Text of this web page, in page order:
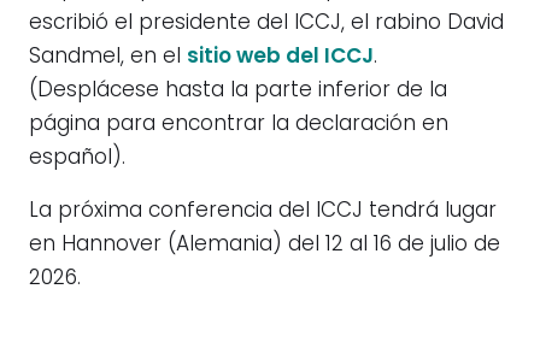
escribió el presidente del ICCJ, el rabino David
Sandmel, en el sitio web del ICCJ.
(Desplácese hasta la parte inferior de la
página para encontrar la declaración en
español).
La próxima conferencia del ICCJ tendrá lugar
en Hannover (Alemania) del 12 al 16 de julio de
2026.